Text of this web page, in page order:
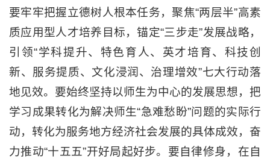
要牢牢把握立德树人根本任务，聚焦“两层半”高素
质应用型人才培养目标，锚定“三步走”发展战略，
引领“学科提升、特色育人、英才培育、科技创
新、服务提质、文化浸润、治理增效”七大行动落
地见效。要始终坚持以师生为中心的发展思想，把
学习成果转化为解决师生“急难愁盼”问题的实际行
动，转化为服务地方经济社会发展的具体成效，奋
力推动“十五五”开好局起好步。要自律修身，在自